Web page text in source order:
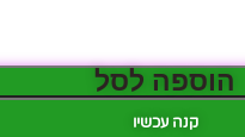
הוספה לסל
קנה עכשיו